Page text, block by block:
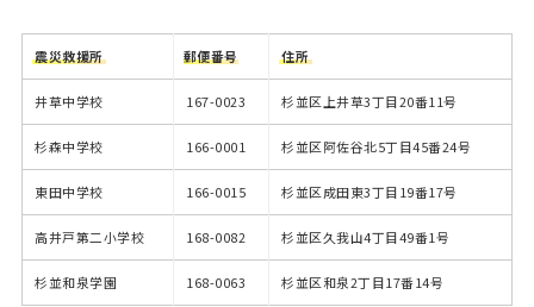
震災救援所 郵便番号 住所
井草中学校 167-0023 杉並区上井草3丁目20番11号
杉森中学校 166-0001 杉並区阿佐谷北5丁目45番24号
東田中学校 166-0015 杉並区成田東3丁目19番17号
高井戸第二小学校 168-0082 杉並区久我山4丁目49番1号
杉並和泉学園 168-0063 杉並区和泉2丁目17番14号